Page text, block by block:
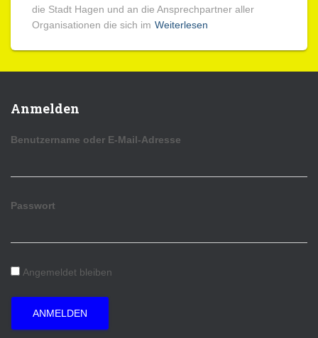
die Stadt Hagen und an die Ansprechpartner aller
Organisationen die sich im Weiterlesen
Anmelden
Benutzername oder E-Mail-Adresse
Passwort
Angemeldet bleiben
ANMELDEN